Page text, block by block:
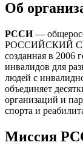
Об
РССИ—
РОССИЙСКИЙ
созданная в 2006
инвалидов для
людей с
объединяет
организаций и
спорта и
Миссия